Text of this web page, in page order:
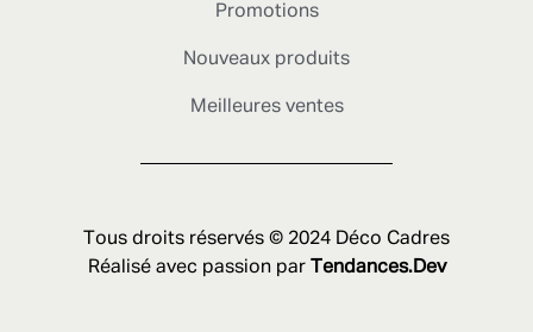
Promotions
Nouveaux produits
Meilleures ventes
Tous droits réservés © 2024 Déco Cadres
Réalisé avec passion par
Tendances.Dev